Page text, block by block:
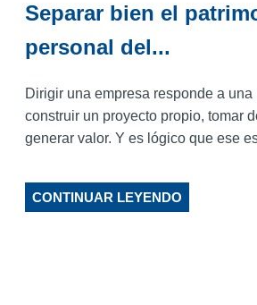
Separar bien el
personal del...
Dirigir una empresa responde a
construir un proyecto propio, tomar
generar valor. Y es lógico que ese
CONTINUAR LEYENDO